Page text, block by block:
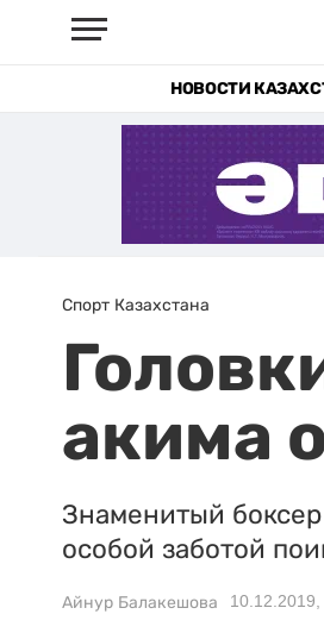
НОВОСТИ
Спорт Казахстана
акима
Знаменитый
особой заботой
Айнур Балакешова 10.12.2019,